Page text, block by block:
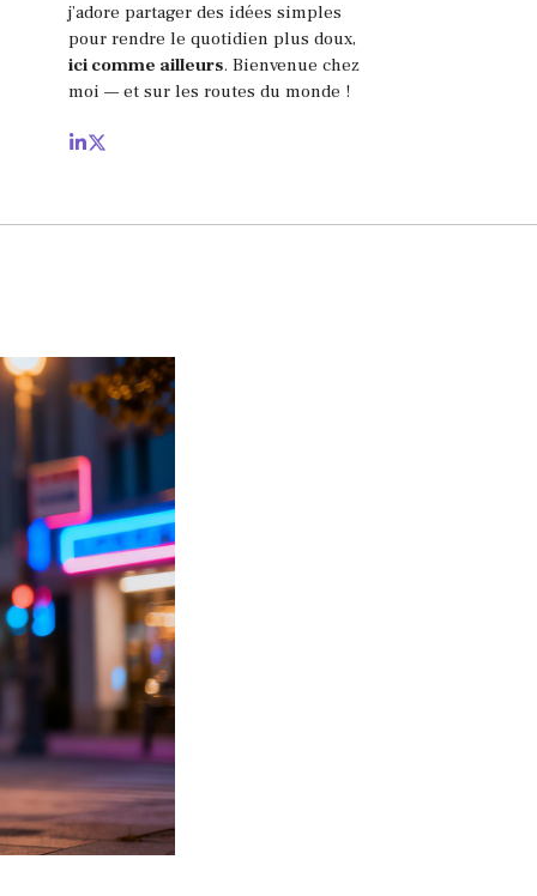
j’adore partager des idées simples
pour rendre le quotidien plus doux,
ici comme ailleurs. Bienvenue chez
moi — et sur les routes du monde !